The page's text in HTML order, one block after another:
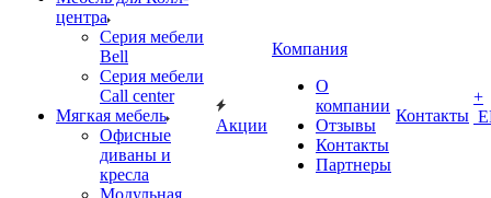
центра
Серия мебели
Bell
Серия мебели
Call center
Мягкая мебель
Офисные
диваны и
кресла
Модульная
Акции
Компания
О
компании
Отзывы
Контакты
Партнеры
Контакты
+